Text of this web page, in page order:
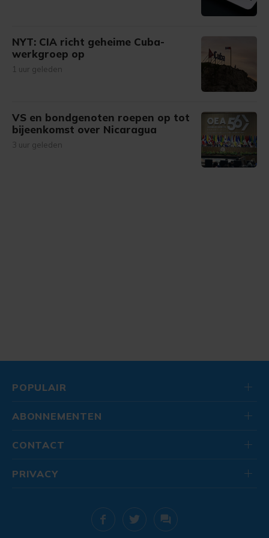
NYT: CIA richt geheime Cuba-
werkgroep op
1 uur geleden
VS en bondgenoten roepen op tot
bijeenkomst over Nicaragua
3 uur geleden
POPULAIR
ABONNEMENTEN
CONTACT
PRIVACY